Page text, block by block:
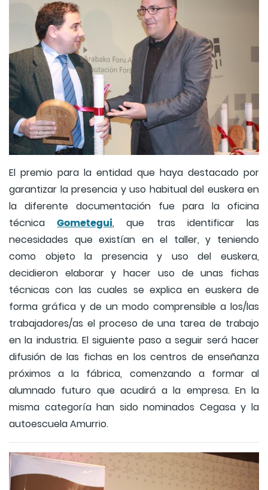
El premio para la entidad que haya destacado por
garantizar la presencia y uso habitual del euskera en
la diferente documentación fue para la oficina
técnicaGometegui, que tras identificar las
necesidades que existían en el taller, y teniendo
como objeto la presencia y uso del euskera,
decidieron elaborar y hacer uso de unas fichas
técnicas con las cuales se explica en euskera de
forma gráfica y de un modo comprensible a los/las
trabajadores/as el proceso de una tarea de trabajo
en la industria. El siguiente paso a seguir será hacer
difusión de las fichas en los centros de enseñanza
próximos a la fábrica, comenzando a formar al
alumnado futuro que acudirá a la empresa. En la
misma categoría han sido nominados Cegasa y la
autoescuela Amurrio.